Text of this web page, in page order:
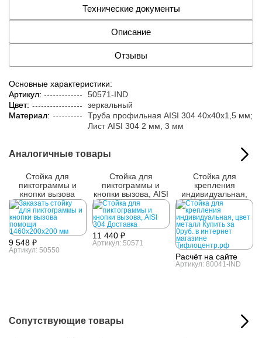
Технические документы
Описание
Отзывы
Основные характеристики:
Артикул:
50571-IND
Цвет:
зеркальный
Материал:
Труба профильная AISI 304 40х40х1,5 мм;
Лист AISI 304 2 мм, 3 мм
Аналогичные товары
Стойка для
пиктограммы и
кнопки вызова
1460х200x200 мм
9 548 ₽
Артикул: 50550
Стойка для
пиктограммы и
кнопки вызова, AISI
304
11 440 ₽
Артикул: 50571
Стойка для
крепления
индивидуальная,
цвет металл
Расчёт на сайте
Артикул: 80041-IND
Сопутствующие товары